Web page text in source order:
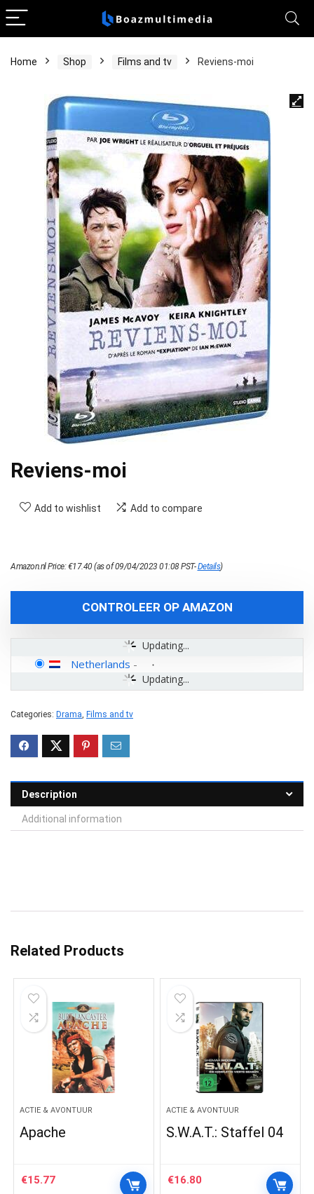
Home Shop Films and tv Reviens-moi
Reviens-moi
Add to wishlist Add to compare
Amazon.nl Price:€17.40(as of 09/04/2023 01:08 PST-Details)
CONTROLEER OP AMAZON
Updating...
Updating...
Netherlands -
Categories: Drama, Films and tv
Description
Additional information
Related Products
ACTIE & AVONTUUR
Apache
€15.77
ACTIE & AVONTUUR
S.W.A.T.: Staffel 04
€16.80